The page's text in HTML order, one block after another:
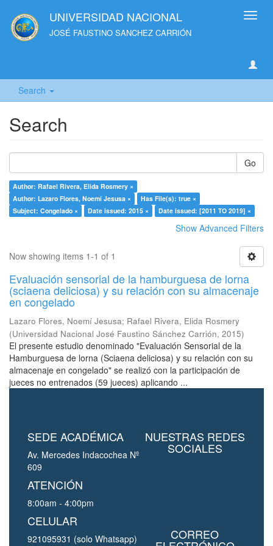
UNIVERSIDAD NACIONAL
JOSÉ FAUSTINO SANCHEZ CARRIÓN
Search
Search
Go
Author: Rafael Rivera, Elida Rosmery ×
Author: Lazaro Flores, Noemí Jesusa ×
Has File(s): true ×
Subject: Congelado ×
Date issued: 2015 × Date issued: [2011 TO 2019] ×
Show Advanced Filters
Now showing items 1-1 of 1
Evaluación sensorial de la hamburguesa de lorna
(sciaena deliciosa) y su relación con su almacenaje
en congelado
Lazaro Flores, Noemí Jesusa; Rafael Rivera, Elida Rosmery
(Universidad Nacional José Faustino Sánchez Carrión, 2015)
El presente estudio denominado "Evaluación Sensorial de la
Hamburguesa de lorna (Sciaena deliciosa) y su relación con su
almacenaje en congelado" se realizó con la participación de
jueces no entrenados (59 jueces) aplicando ...
SEDE ACADÉMICA
Av. Mercedes Indacochea Nº
609
ATENCIÓN
8:00am - 4:00pm
CELULAR
921095931 (solo Whatsapp)
NUESTRAS REDES
SOCIALES
CORREO